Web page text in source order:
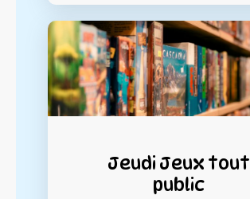
Jeudi Jeux tout
public